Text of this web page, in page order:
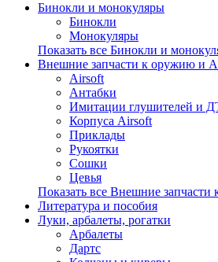
Бинокли и монокуляры
Бинокли
Монокуляры
Показать все Бинокли и
Внешние запчасти к оружию и
Airsoft
Антабки
Имитации глушителей и
Корпуса Airsoft
Приклады
Рукоятки
Сошки
Цевья
Показать все Внешние
Литература и пособия
Луки, арбалеты, рогатки
Арбалеты
Дартс